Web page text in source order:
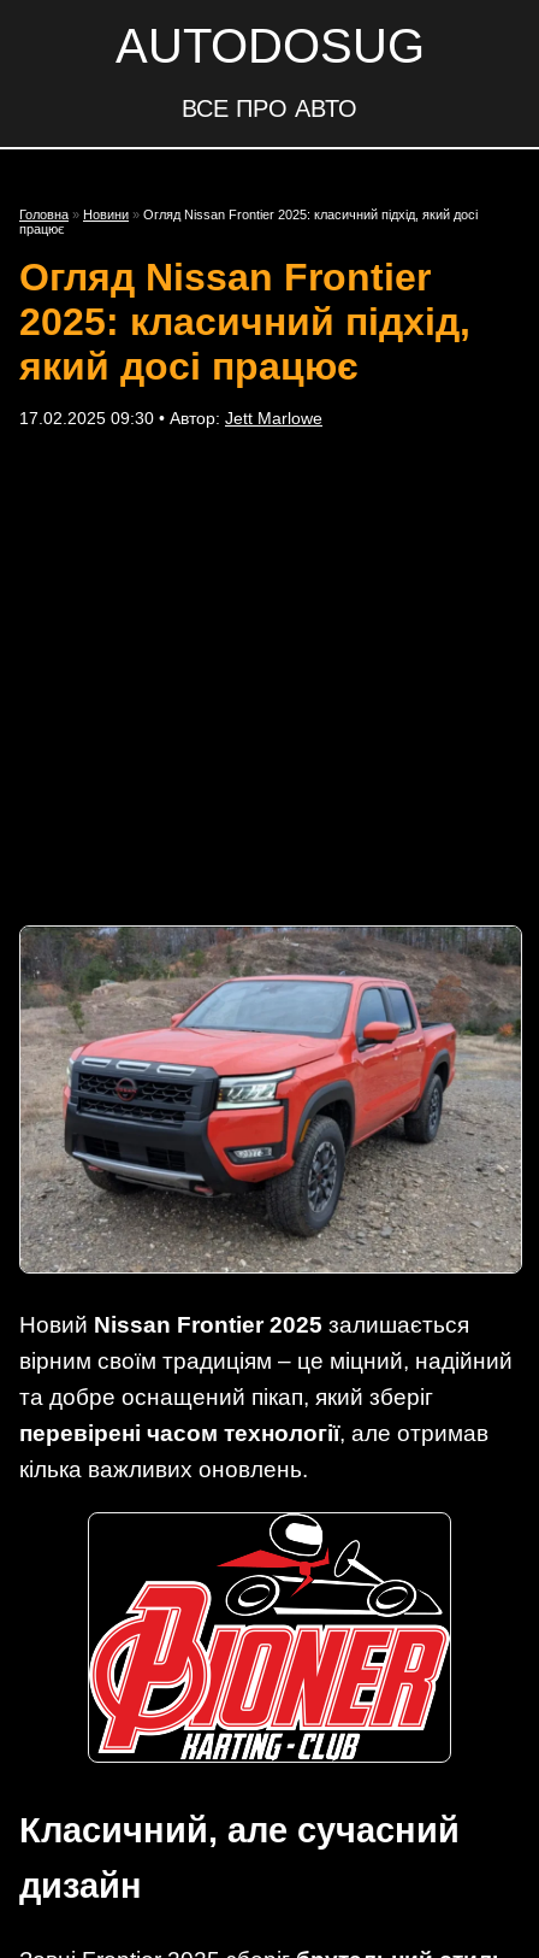
AUTODOSUG
ВСЕ ПРО АВТО
Головна » Новини » Огляд Nissan Frontier 2025: класичний підхід, який досі
працює
Огляд Nissan Frontier
2025: класичний підхід,
який досі працює
17.02.2025 09:30 • Автор: Jett Marlowe
Новий Nissan Frontier 2025 залишається
вірним своїм традиціям – це міцний, надійний
та добре оснащений пікап, який зберіг
перевірені часом технології, але отримав
кілька важливих оновлень.
Класичний, але сучасний
дизайн